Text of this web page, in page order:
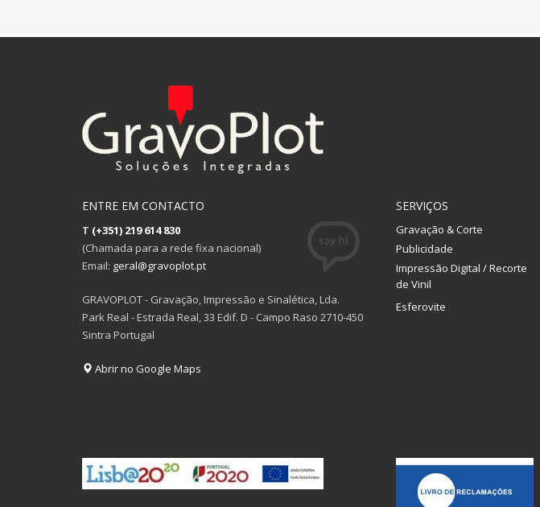
ENTRE EM CONTACTO
T (+351) 219 614 830
(Chamada para a rede fixa nacional)
Email: geral@gravoplot.pt
GRAVOPLOT - Gravação, Impressão e Sinalética, Lda.
Park Real - Estrada Real, 33 Edif. D - Campo Raso 2710-450
Sintra Portugal
Abrir no Google Maps
SERVIÇOS
Gravação & Corte
Publicidade
Impressão Digital / Recorte
de Vinil
Esferovite